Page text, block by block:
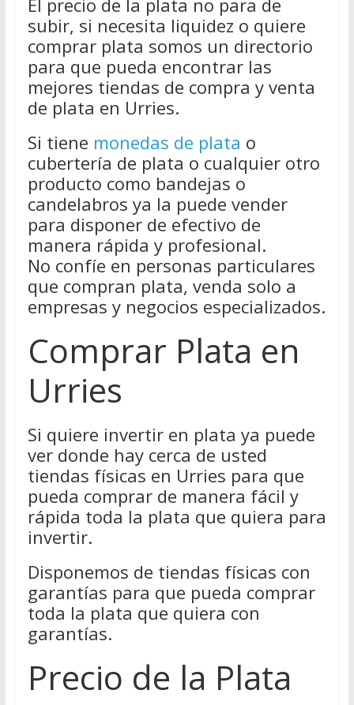
subir, si necesita liquidez o quiere
comprar plata somos un directorio
para que pueda encontrar las
mejores tiendas de compra y venta
de plata en Urries.
Si tiene monedas de plata o
cubertería de plata o cualquier otro
producto como bandejas o
candelabros ya la puede vender
para disponer de efectivo de
manera rápida y profesional.
No confíe en personas particulares
que compran plata, venda solo a
empresas y negocios especializados.
Comprar Plata en
Urries
Si quiere invertir en plata ya puede
ver donde hay cerca de usted
tiendas físicas en Urries para que
pueda comprar de manera fácil y
rápida toda la plata que quiera para
invertir.
Disponemos de tiendas físicas con
garantías para que pueda comprar
toda la plata que quiera con
garantías.
Precio de la Plata